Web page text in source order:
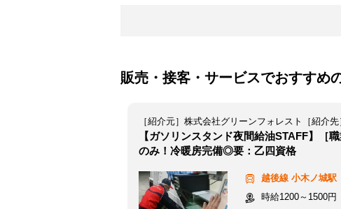
販売・接客・サービスでおすすめ
【ガソリンスタンド夜間給油STAFF】［
のみ！冷暖房完備◎要：乙四資格
越後線 小木ノ城駅
時給1200～1500円